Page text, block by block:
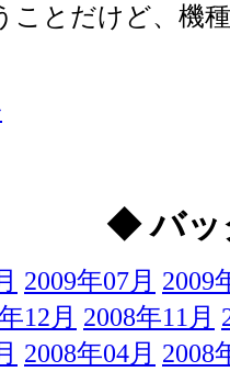
ことだけど、機
◆ バッ
2009年07月 2009
12月 2008年11月
2008年04月 2008